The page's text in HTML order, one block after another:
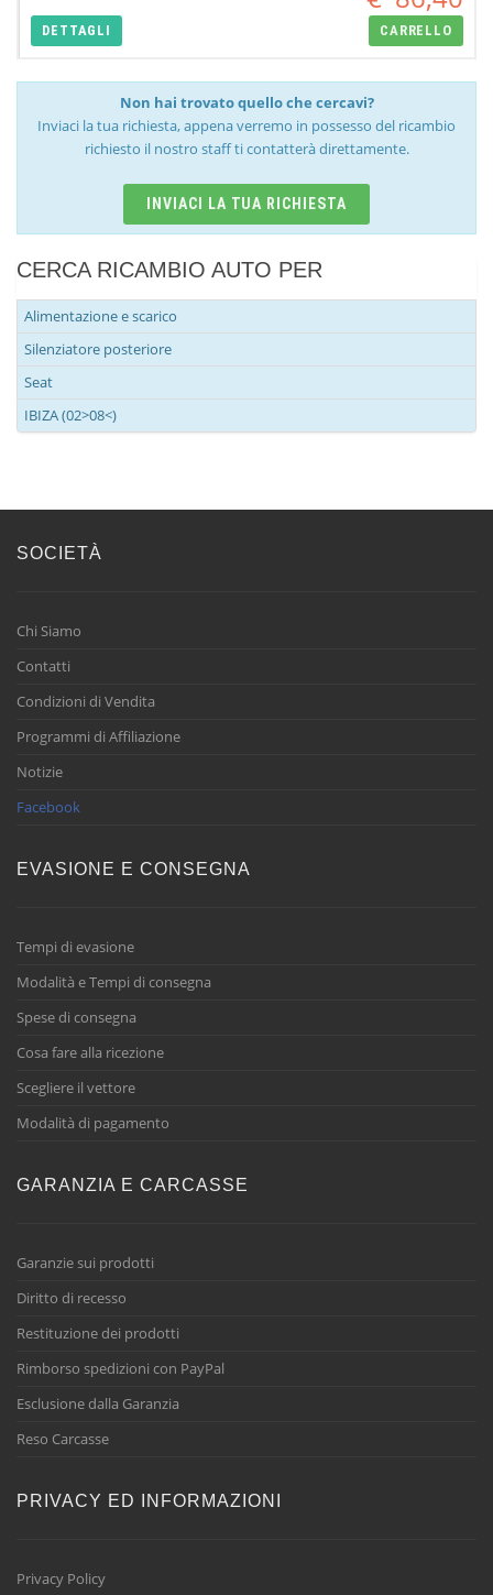
DETTAGLI CARRELLO
Non hai trovato quello che cercavi?
Inviaci la tua richiesta, appena verremo in possesso del ricambio
richiesto il nostro staff ti contatterà direttamente.
INVIACI LA TUA RICHIESTA
CERCA RICAMBIO AUTO PER
Alimentazione e scarico
Silenziatore posteriore
Seat
IBIZA (02>08<)
SOCIETÀ
Chi Siamo
Contatti
Condizioni di Vendita
Programmi di Affiliazione
Notizie
Facebook
EVASIONE E CONSEGNA
Tempi di evasione
Modalità e Tempi di consegna
Spese di consegna
Cosa fare alla ricezione
Scegliere il vettore
Modalità di pagamento
GARANZIA E CARCASSE
Garanzie sui prodotti
Diritto di recesso
Restituzione dei prodotti
Rimborso spedizioni con PayPal
Esclusione dalla Garanzia
Reso Carcasse
PRIVACY ED INFORMAZIONI
Privacy Policy